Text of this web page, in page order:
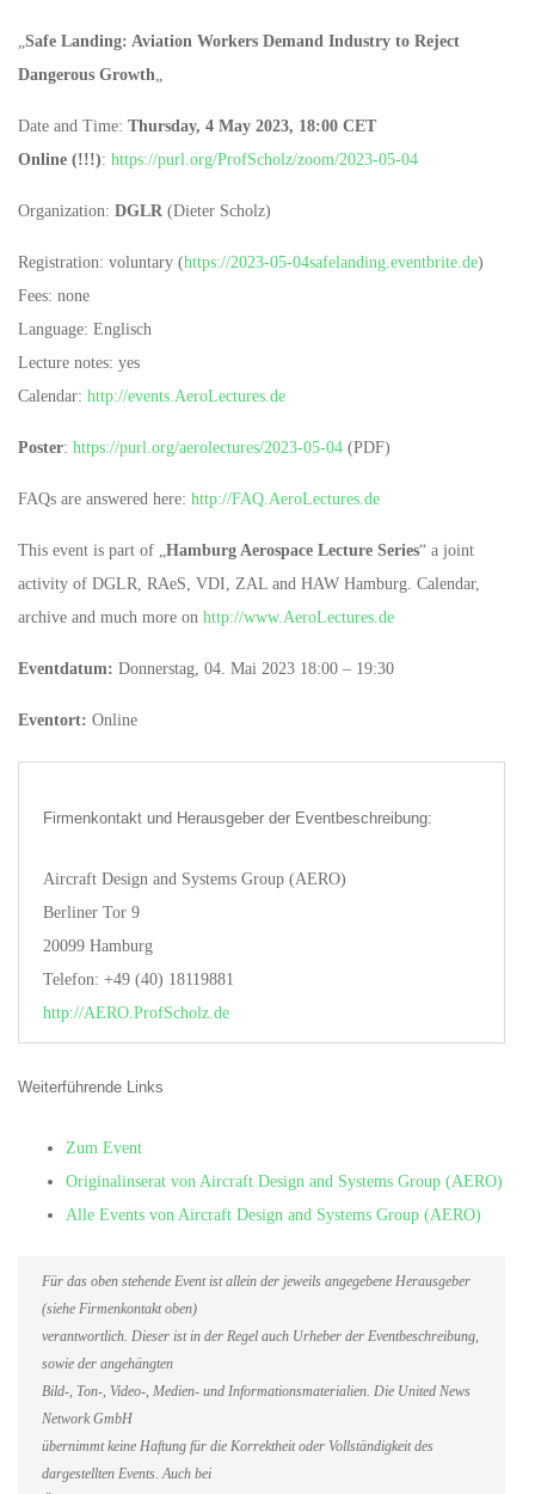
Safe Landing: Aviation Workers Demand Industry to Reject
Dangerous Growth
Date and Time: Thursday, 4 May 2023, 18:00 CET
Online (!!!): https://purl.org/ProfScholz/zoom/2023-05-04
Organization: DGLR (Dieter Scholz)
Registration: voluntary (https://2023-05-04safelanding.eventbrite.de)
Fees: none
Language: Englisch
Lecture notes: yes
Calendar: http://events.AeroLectures.de
Poster: https://purl.org/aerolectures/2023-05-04 (PDF)
FAQs are answered here: http://FAQ.AeroLectures.de
This event is part of „ Hamburg Aerospace Lecture Series“ a joint
activity of DGLR, RAeS, VDI, ZAL and HAW Hamburg. Calendar,
archive and much more on http://www.AeroLectures.de
Eventdatum: Donnerstag, 04. Mai 2023 18:00 – 19:30
Eventort: Online
Firmenkontakt und Herausgeber der Eventbeschreibung:
Aircraft Design and Systems Group (AERO)
Berliner Tor 9
20099 Hamburg
Telefon: +49 (40) 18119881
http://AERO.ProfScholz.de
Weiterführende Links
Zum Event
Originalinserat von Aircraft Design and Systems Group (AERO)
Alle Events von Aircraft Design and Systems Group (AERO)
Für das oben stehende Event ist allein der jeweils angegebene Herausgeber
(siehe Firmenkontakt oben)
verantwortlich. Dieser ist in der Regel auch Urheber der Eventbeschreibung,
sowie der angehängten
Bild-, Ton-, Video-, Medien- und Informationsmaterialien. Die United News
Network GmbH
übernimmt keine Haftung für die Korrektheit oder Vollständigkeit des
dargestellten Events. Auch bei